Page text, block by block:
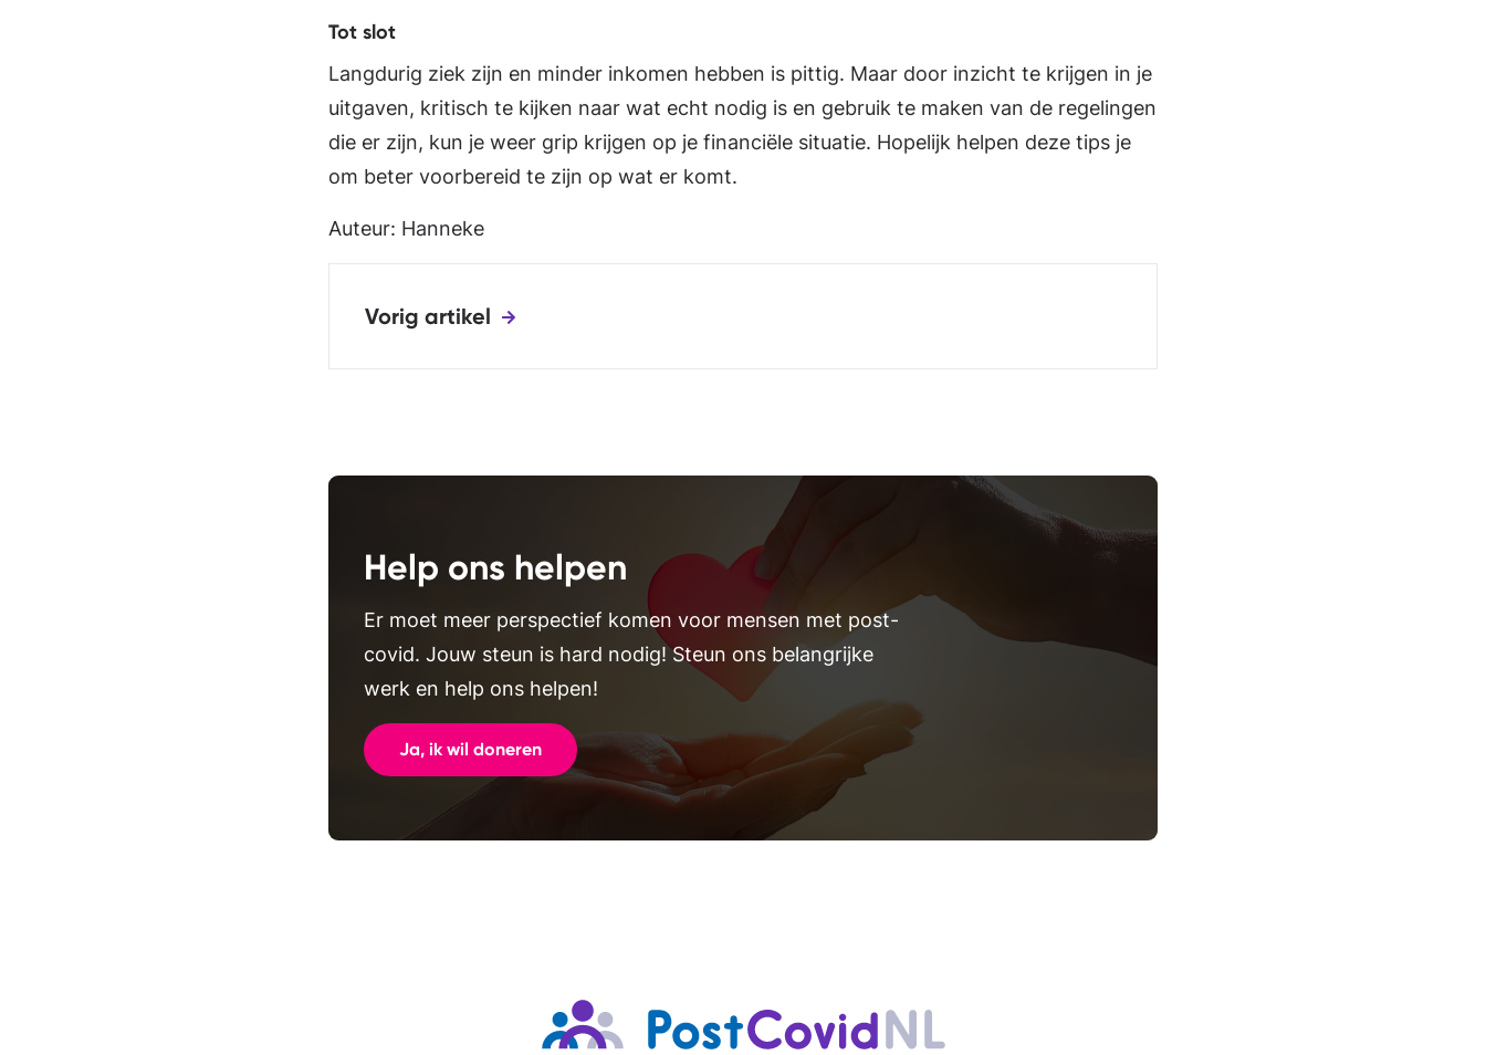
Tot slot
Langdurig ziek zijn en minder inkomen hebben is pittig. Maar door inzicht te krijgen in je
uitgaven, kritisch te kijken naar wat echt nodig is en gebruik te maken van de regelingen
die er zijn, kun je weer grip krijgen op je financiële situatie. Hopelijk helpen deze tips je
om beter voorbereid te zijn op wat er komt.
Auteur: Hanneke
Vorig artikel
Help ons helpen
Er moet meer perspectief komen voor mensen met post-
covid. Jouw steun is hard nodig! Steun ons belangrijke
werk en help ons helpen!
Ja, ik wil doneren